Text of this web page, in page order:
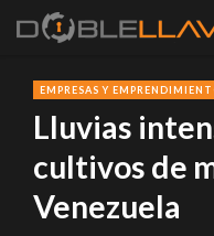
EMPRESAS Y
Lluvias
cultivos de
Venezuela